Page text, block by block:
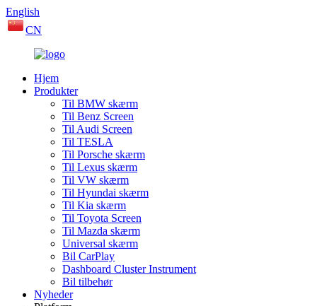
English
CN
Hjem
Produkter
Til BMW skærm
Til Benz Screen
Til Audi Screen
Til TESLA
Til Porsche skærm
Til Lexus skærm
Til VW skærm
Til Hyundai skærm
Til Kia skærm
Til Toyota Screen
Til Mazda skærm
Universal skærm
Bil CarPlay
Dashboard Cluster Instrument
Bil tilbehør
Nyheder